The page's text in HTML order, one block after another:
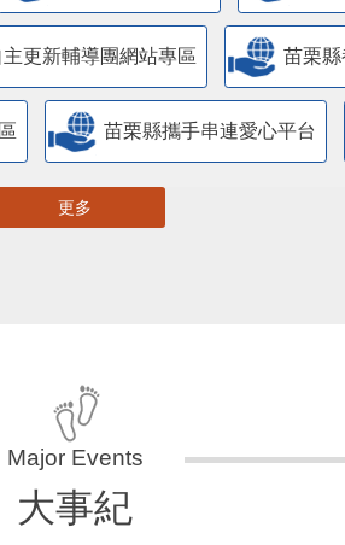
更新輔導團網站專區 苗栗
苗栗縣攜手串連愛心平台
更多
大事紀